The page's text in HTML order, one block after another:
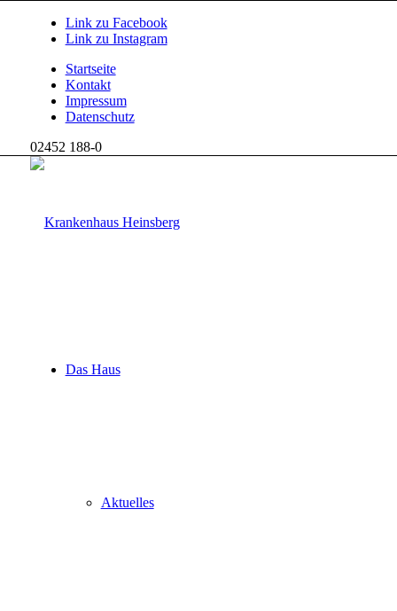
Link zu Facebook
Link zu Instagram
Startseite
Kontakt
Impressum
Datenschutz
02452 188-0
Das Haus
Aktuelles